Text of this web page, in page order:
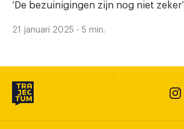
‘De bezuinigingen zijn nog niet zeker’
21 januari 2025 - 5 min.